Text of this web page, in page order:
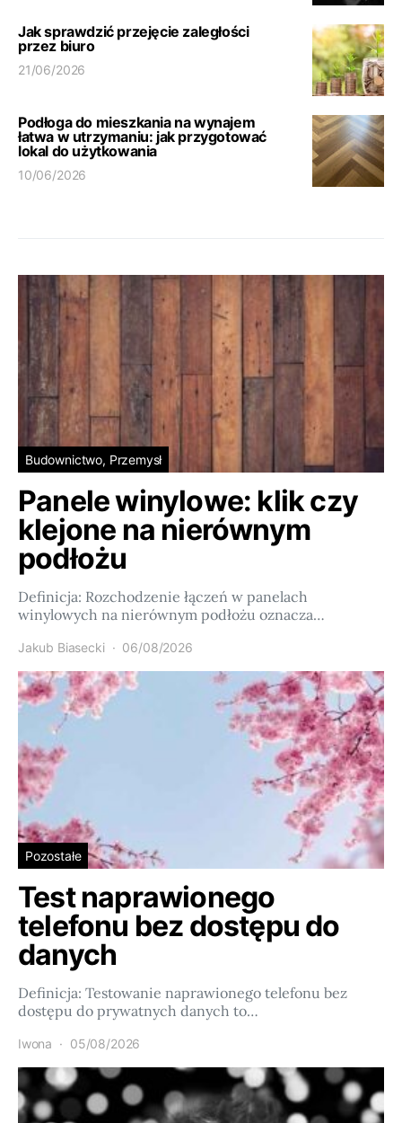
Jak sprawdzić przejęcie zaległości
przez biuro
21/06/2026
Podłoga do mieszkania na wynajem
łatwa w utrzymaniu: jak przygotować
lokal do użytkowania
10/06/2026
Budownictwo, Przemysł
Panele winylowe: klik czy
klejone na nierównym
podłożu
Definicja: Rozchodzenie łączeń w panelach
winylowych na nierównym podłożu oznacza…
Jakub Biasecki 06/08/2026
Pozostałe
Test naprawionego
telefonu bez dostępu do
danych
Definicja: Testowanie naprawionego telefonu bez
dostępu do prywatnych danych to…
Iwona 05/08/2026